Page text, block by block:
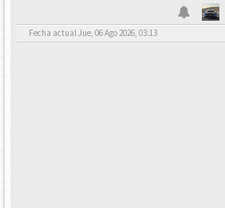
Fecha actual Jue, 06 Ago 2026, 03:13